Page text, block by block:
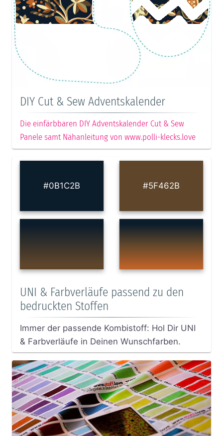
DIY Cut & Sew Adventskalender
Die einfärbbaren DIY Adventskalender Cut & Sew
Panele samt Nähanleitung von www.polli-klecks.love
#0B1C2B #5F462B
UNI & Farbverläufe passend zu den
bedruckten Stoffen
Immer der passende Kombistoff: Hol Dir UNI
& Farbverläufe in Deinen Wunschfarben.